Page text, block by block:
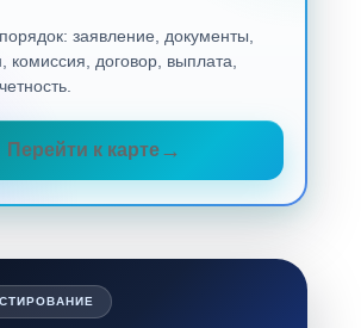
заявление, документы,
комиссия, договор, выплата,
Перейти к карте